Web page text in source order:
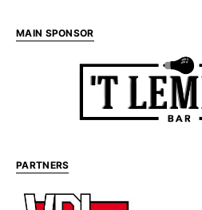
MAIN SPONSOR
PARTNERS